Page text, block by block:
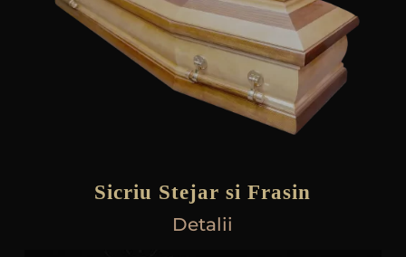
Sicriu Stejar si Frasin
Detalii